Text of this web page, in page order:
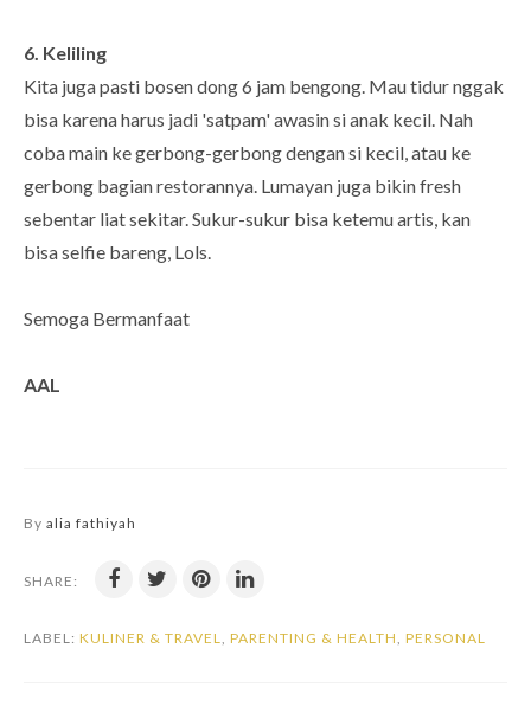
6. Keliling
Kita juga pasti bosen dong 6 jam bengong. Mau tidur nggak
bisa karena harus jadi 'satpam' awasin si anak kecil. Nah
coba main ke gerbong-gerbong dengan si kecil, atau ke
gerbong bagian restorannya. Lumayan juga bikin fresh
sebentar liat sekitar. Sukur-sukur bisa ketemu artis, kan
bisa selfie bareng, Lols.
Semoga Bermanfaat
AAL
By alia fathiyah
SHARE:
LABEL: KULINER & TRAVEL, PARENTING & HEALTH, PERSONAL